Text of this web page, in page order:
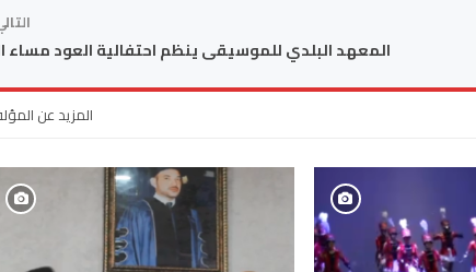
المعهد البلدي للموسيقى ينظم احتفالية العود مساء
المزيد عن